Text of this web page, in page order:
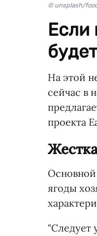
© unsplash/
Если
На этой
сейчас в
проекта
ягоды
"Следует